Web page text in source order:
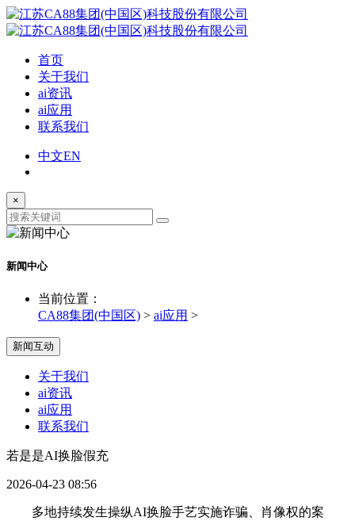
首页
关于我们
ai资讯
ai应用
联系我们
中文EN
×
新闻中心
当前位置：
CA88集团(中国区) > ai应用 >
新闻互动
关于我们
ai资讯
ai应用
联系我们
若是是AI换脸假充
2026-04-23 08:56
多地持续发生操纵AI换脸手艺实施诈骗、肖像权的案